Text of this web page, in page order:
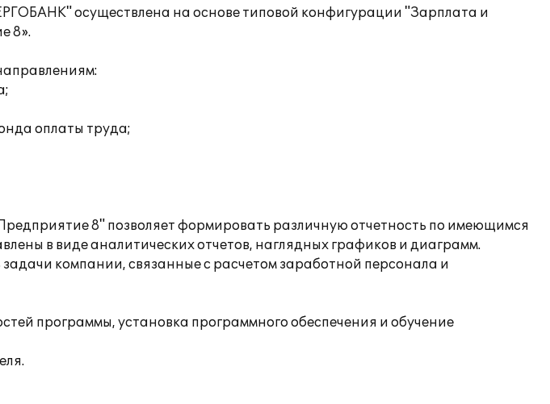
осуществлена на основе типовой конфигурации "Зарплата и
8».
оплаты труда;
8" позволяет формировать различную отчетность по имеющимся
в виде аналитических отчетов, наглядных графиков и диаграмм.
компании, связанные с расчетом заработной персонала и
программы, установка программного обеспечения и обучение